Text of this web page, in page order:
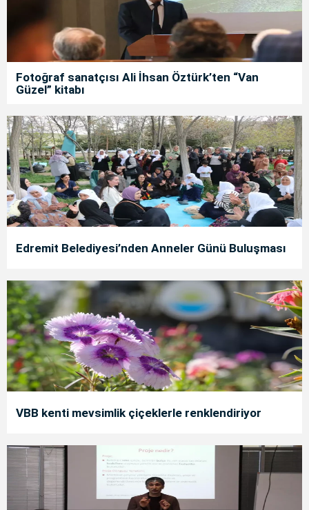
Fotoğraf sanatçısı Ali İhsan Öztürk’ten “Van
Güzel” kitabı
Edremit Belediyesi’nden Anneler Günü Buluşması
VBB kenti mevsimlik çiçeklerle renklendiriyor